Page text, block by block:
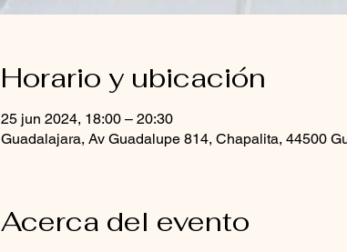
Horario y ubicación
25 jun 2024, 18:00 – 20:30
Guadalajara, Av Guadalupe 814, Chapalita, 44500
Acerca del evento